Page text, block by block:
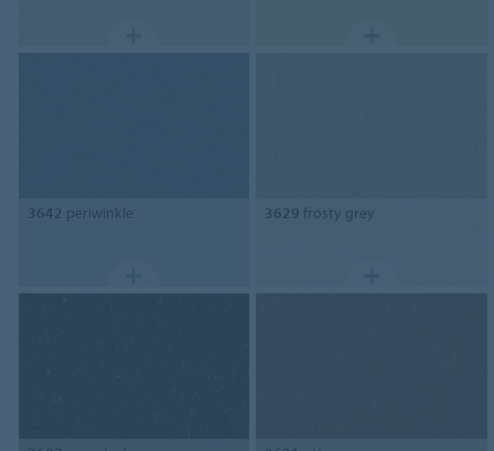
3642 periwinkle 3629 frosty grey